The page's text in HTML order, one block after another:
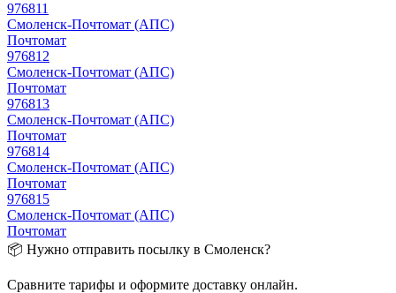
976811
Смоленск-Почтомат (АПС)
Почтомат
976812
Смоленск-Почтомат (АПС)
Почтомат
976813
Смоленск-Почтомат (АПС)
Почтомат
976814
Смоленск-Почтомат (АПС)
Почтомат
976815
Смоленск-Почтомат (АПС)
Почтомат
📦 Нужно отправить посылку в Смоленск?
Сравните тарифы и оформите доставку онлайн.